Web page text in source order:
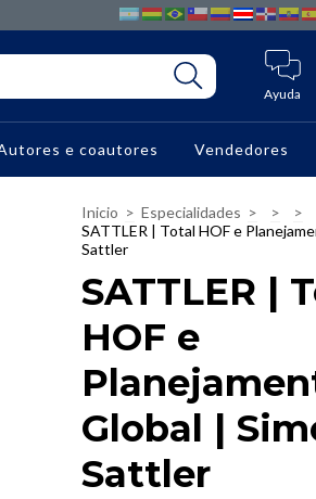
Ayuda
e coautores Vendedores
Inicio > Especialidades > >
>
SATTLER | Total HOF e
Sattler
SATTLER |
HOF e
Global |
Sattler